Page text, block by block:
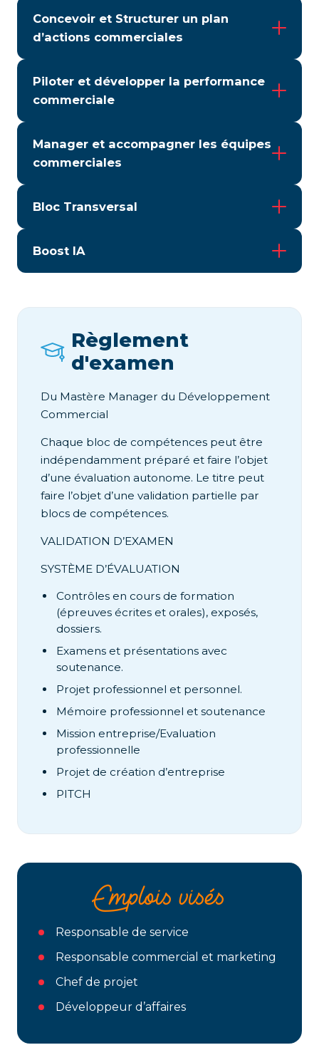
Concevoir et Structurer un plan
d’actions commerciales
Piloter et développer la performance
commerciale
Manager et accompagner les équipes
commerciales
Bloc Transversal
Boost IA
Règlement
d'examen
Du Mastère Manager du Développement
Commercial
Chaque bloc de compétences peut être
indépendamment préparé et faire l’objet
d’une évaluation autonome. Le titre peut
faire l’objet d’une validation partielle par
blocs de compétences.
VALIDATION D’EXAMEN
SYSTÈME D’ÉVALUATION
Contrôles en cours de formation
(épreuves écrites et orales), exposés,
dossiers.
Examens et présentations avec
soutenance.
Projet professionnel et personnel.
Mémoire professionnel et soutenance
Mission entreprise/Evaluation
professionnelle
Projet de création d’entreprise
PITCH
Emplois visés
Responsable de service
Responsable commercial et marketing
Chef de projet
Développeur d’affaires